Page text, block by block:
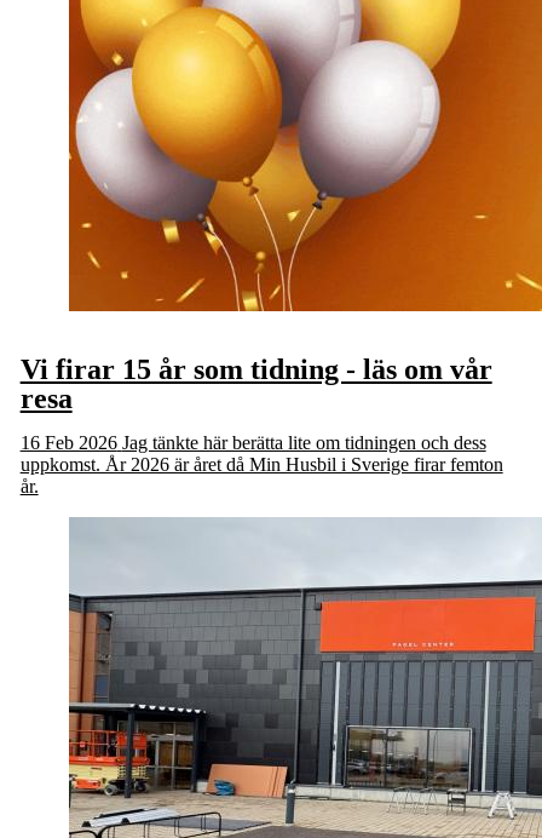
Vi firar 15 år som tidning - läs om vår
resa
16 Feb 2026 Jag tänkte här berätta lite om tidningen och dess
uppkomst. År 2026 är året då Min Husbil i Sverige firar femton
år.